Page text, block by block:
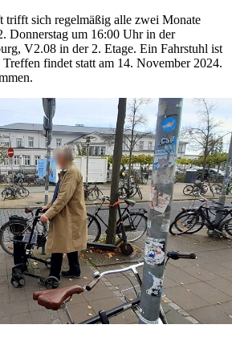
trifft sich regelmäßig alle zwei Monate
Donnerstag um 16:00 Uhr in der
V2.08 in der 2. Etage. Ein Fahrstuhl ist
findet statt am 14. November 2024.